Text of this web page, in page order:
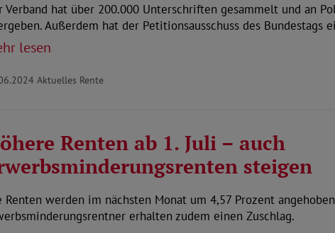
Verband hat über 200.000 Unterschriften gesammelt und an
Außerdem hat der Petitionsausschuss des Bundestags
lesen
Aktuelles Rente
Renten ab 1. Juli – auch
steigen
Renten werden im nächsten Monat um 4,57 Prozent
erhalten zudem einen Zuschlag.